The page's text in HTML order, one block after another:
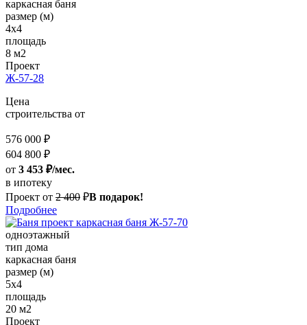
каркасная баня
размер (м)
4x4
площадь
8 м2
Проект
Ж-57-28
Цена
строительства от
576 000 ₽
604 800 ₽
от 3 453 ₽/мес.
в ипотеку
Проект от 2 400 ₽В подарок!
Подробнее
одноэтажный
тип дома
каркасная баня
размер (м)
5x4
площадь
20 м2
Проект